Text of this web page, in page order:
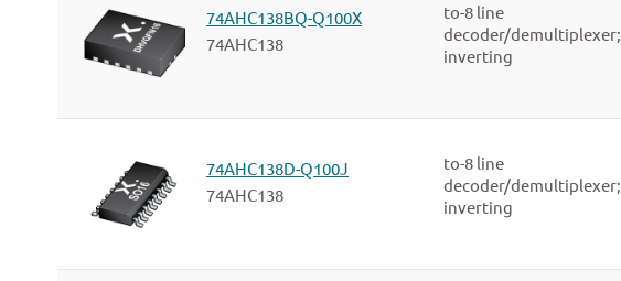
de-
multiplexers
74AHC138BQ-Q100X
74AHC138
to-8 line
decoder/demultiplexer;
inverting
74AHC138D-Q100J
74AHC138
to-8 line
decoder/demultiplexer;
inverting